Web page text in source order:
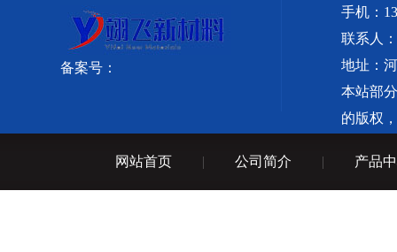
备案号：
手机：
联系人
地址：
本站部
的版权
网站首页
| 公司简介 | 产品